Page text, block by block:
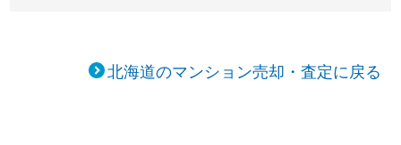
北海道のマンション売却・査定に戻る